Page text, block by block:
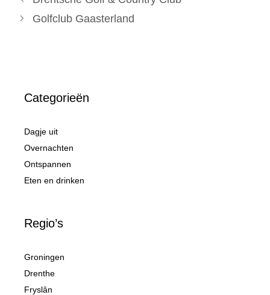
Golfclub Gaasterland
Categorieën
Dagje uit
Overnachten
Ontspannen
Eten en drinken
Regio’s
Groningen
Drenthe
Fryslân